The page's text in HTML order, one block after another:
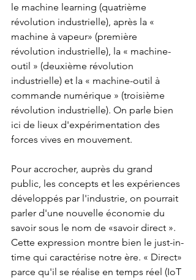
le machine learning (quatrième
révolution industrielle), après la «
machine à vapeur» (première
révolution industrielle), la « machine-
outil » (deuxième révolution
industrielle) et la « machine-outil à
commande numérique » (troisième
révolution industrielle). On parle bien
ici de lieux d'expérimentation des
forces vives en mouvement.
Pour accrocher, auprès du grand
public, les concepts et les expériences
développés par l'industrie, on pourrait
parler d'une nouvelle économie du
savoir sous le nom de «savoir direct ».
Cette expression montre bien le just-in-
time qui caractérise notre ère. « Direct»
parce qu'il se réalise en temps réel (IoT